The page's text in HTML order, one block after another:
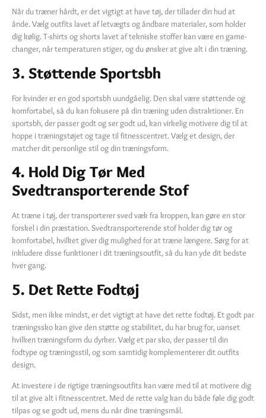
Når du træner hårdt, er det vigtigt at have tøj, der tillader din hud at
ånde. Vælg outfits lavet af letvægts og åndbare materialer, som holder
dig kølig. T-shirts og shorts lavet af tekniske stoffer kan være en game-
changer, når temperaturen stiger, og du ønsker at give alt i din træning.
3. Støttende Sportsbh
For kvinder er en god sportsbh uundgåelig. Den skal være støttende og
komfortabel, så du kan fokusere på din træning uden distraktioner. En
sportsbh, der passer godt og ser godt ud, kan virkelig motivere dig til at
hoppe i træningstøjet og tage til fitnesscentret. Vælg et design, der
matcher dit personlige stil og din træningsform.
4. Hold Dig Tør Med
Svedtransporterende Stof
At træne i tøj, der transporterer sved væk fra kroppen, kan gøre en stor
forskel i din præstation. Svedtransporterende stof holder dig tør og
komfortabel, hvilket giver dig mulighed for at træne længere. Sørg for at
inkludere disse funktioner i dit træningsoutfit, så du kan yde dit bedste
hver gang.
5. Det Rette Fodtøj
Sidst, men ikke mindst, er det vigtigt at have det rette fodtøj. Et godt par
træningssko kan give den støtte og stabilitet, du har brug for, uanset
hvilken træningsform du dyrker. Vælg et par sko, der passer til din
fodtype og træningsstil, og som samtidig komplementerer dit outfits
design.
At investere i de rigtige træningsoutfits kan være med til at motivere dig
til at give alt i fitnesscentret. Med de rette valg kan du både føle dig godt
tilpas og se godt ud, mens du når dine træningsmål.